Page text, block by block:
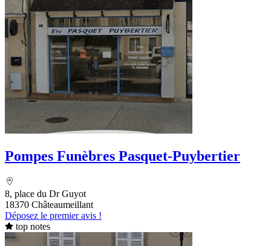
Pompes Funèbres Pasquet-Puybertier
8, place du Dr Guyot
18370 Châteaumeillant
Déposez le premier avis !
top notes